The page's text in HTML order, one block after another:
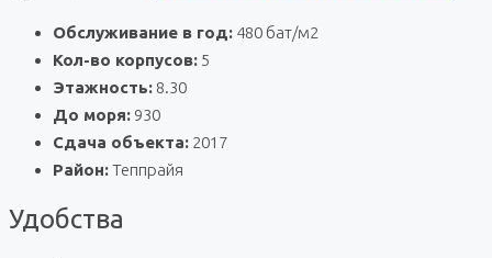
Обслуживание в год: 480 бат/м2
Кол-во корпусов: 5
Этажность: 8.30
До моря: 930
Сдача объекта: 2017
Район:Теппрайя
Удобства